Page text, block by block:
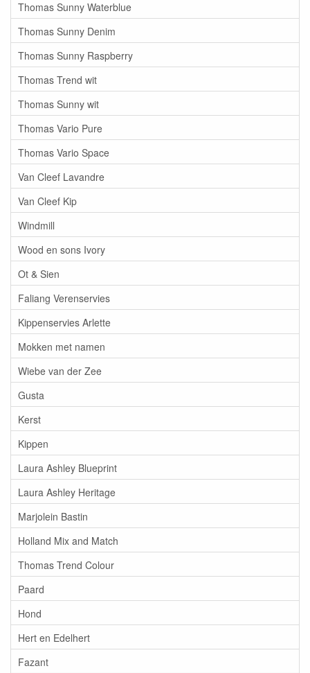
Thomas Sunny Waterblue
Thomas Sunny Denim
Thomas Sunny Raspberry
Thomas Trend wit
Thomas Sunny wit
Thomas Vario Pure
Thomas Vario Space
Van Cleef Lavandre
Van Cleef Kip
Windmill
Wood en sons Ivory
Ot & Sien
Faliang Verenservies
Kippenservies Arlette
Mokken met namen
Wiebe van der Zee
Gusta
Kerst
Kippen
Laura Ashley Blueprint
Laura Ashley Heritage
Marjolein Bastin
Holland Mix and Match
Thomas Trend Colour
Paard
Hond
Hert en Edelhert
Fazant